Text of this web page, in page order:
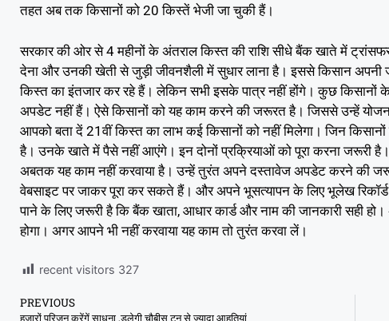
तहत अब तक किसानों को 20 किस्तें भेजी जा चुकी हैं।
सरकार की ओर से 4 महीनों के अंतराल किस्त की राशि सीधे बैंक खाते में
देना और उनकी खेती से जुड़ी जीवनशैली में सुधार लाना है। इससे किसान
किस्त का इंतजार कर रहे हैं। लेकिन सभी इसके पात्र नहीं होंगे। कुछ किसानों
अपडेट नहीं हैं। ऐसे किसानों को यह काम करने की जरूरत है। जिससे उन्हें
आपको बता दें 21वीं किस्त का लाभ कई किसानों को नहीं मिलेगा। जिन
है। उनके खाते में पैसे नहीं आएंगे। इन दोनों प्रक्रियाओं को पूरा करना जरूरी
अबतक यह काम नहीं करवाया है। उन्हें तुरंत अपने दस्तावेज अपडेट करने की
वेबसाइट पर जाकर पूरा कर सकते हैं। और अपने भूसत्यापन के लिए भूलेख रिकॉर्ड
पाने के लिए जरूरी है कि बैंक खाता, आधार कार्ड और नाम की जानकारी सही
होगा। अगर आपने भी नहीं करवाया यह काम तो तुरंत करवा लें।
recent visitors 327
PREVIOUS
हजारों परिजन करेंगें साधना ,डलेगी चौबीस टन से ज्‍यादा आहुतियां